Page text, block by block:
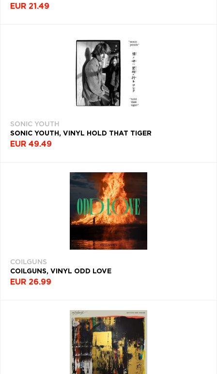
EUR 21.49
SONIC YOUTH
SONIC YOUTH, VINYL HOLD THAT TIGER
EUR 49.49
COILGUNS
COILGUNS, VINYL ODD LOVE
EUR 26.99